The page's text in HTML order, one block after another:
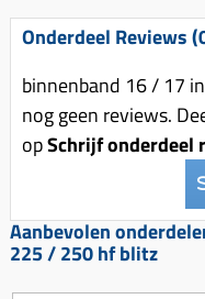
Pulley
Variateur (delen)
Variokit
Voor tandwielen
Origineel
Tomos opvoeren
Wiel (delen)
Standaard
Kickstart (delen)
Speednut
Onderdeel Reviews
binnenband 16 / 17
nog geen reviews.
opSchrijf onderdeel
Aanbevolen
225 / 250 hf blitz